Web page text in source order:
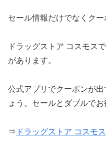
セール情報だけでなくクー
ドラッグストア コスモス
があります。
公式アプリでクーポンが
ょう。セールとダブルで
⇒ ドラッグストア コスモ